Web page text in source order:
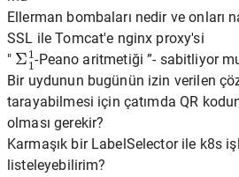
Ellerman bombaları nedir ve onları
SSL ile Tomcat'e nginx proxy'si
"
Σ1 1
-Peano aritmetiği ”- sabitliyor
Bir uydunun bugünün izin verilen
tarayabilmesi için çatımda QR
olması gerekir?
Karmaşık bir LabelSelector ile k8s
listeleyebilirim?